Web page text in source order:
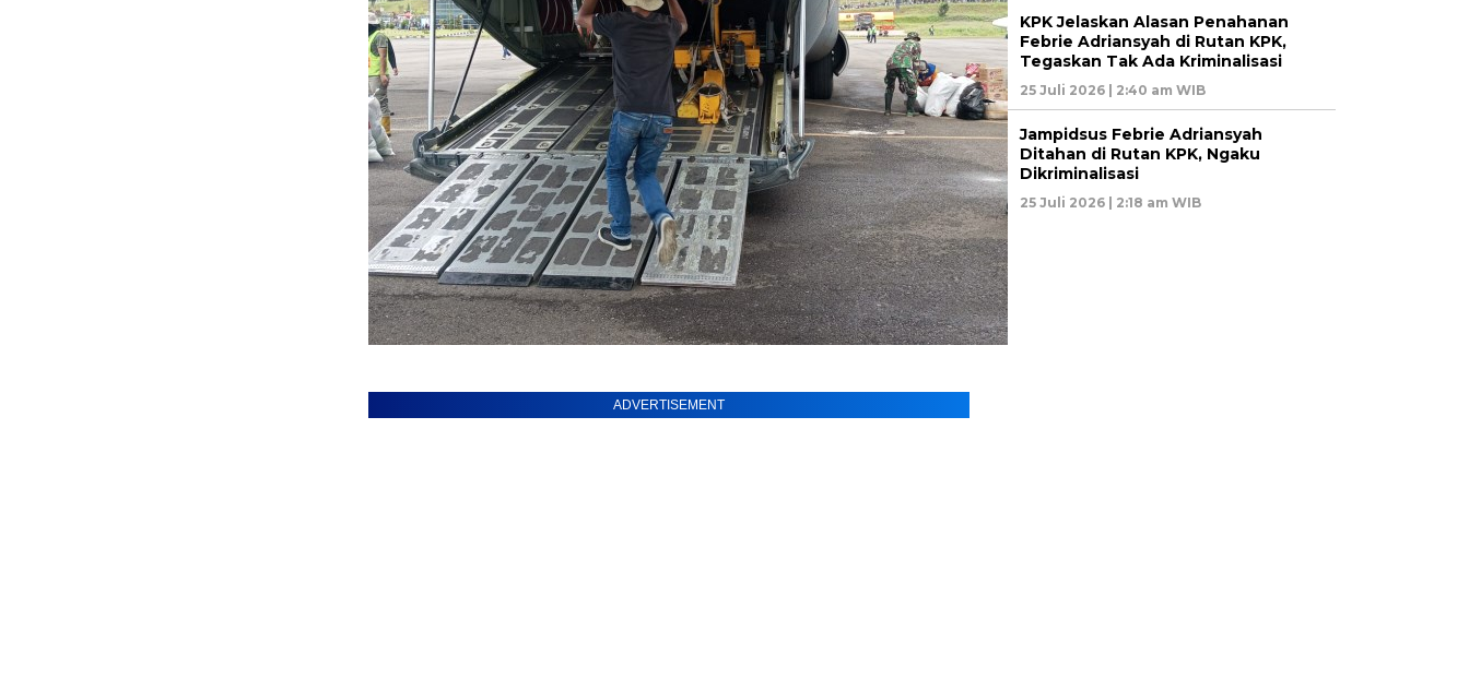
ADVERTISEMENT
KPK Jelaskan Alasan Penahanan
Febrie Adriansyah di Rutan KPK,
Tegaskan Tak Ada Kriminalisasi
25 Juli 2026 | 2:40 am WIB
Jampidsus Febrie Adriansyah
Ditahan di Rutan KPK, Ngaku
Dikriminalisasi
25 Juli 2026 | 2:18 am WIB